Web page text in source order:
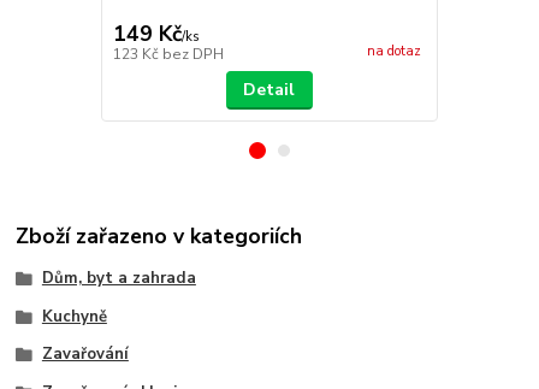
149 Kč/ks
123 Kč bez DPH na dotaz
Detail
Zboží zařazeno v kategoriích
Dům, byt a zahrada
Kuchyně
Zavařování